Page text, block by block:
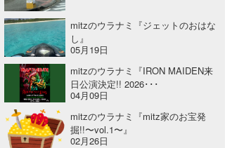
mitzのウラナミ『ジェットのおはな
し』
05月19日
mitzのウラナミ『IRON MAIDEN来
日公演決定!! 2026･･･
04月09日
mitzのウラナミ『mitz家のお宝発
掘!!〜vol.1〜』
02月26日